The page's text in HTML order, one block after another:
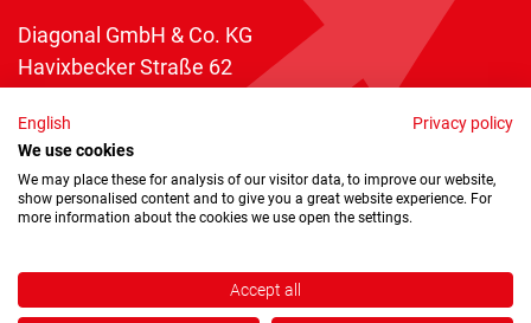
Diagonal GmbH & Co. KG
Havixbecker Straße 62
Telefon:+49 2534 970 216
Telefax: +49 2534 970 116
info@diagonal.de
English
Privacy policy
We use cookies
We may place these for analysis of our visitor data, to improve our website,
show personalised content and to give you a great website experience. For
more information about the cookies we use open the settings.
Accept all